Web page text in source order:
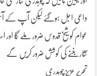
داعی اجل ہوگئے لیکن آپ کے
عوام کو شیخ قدوس ضرور ملے گا اور
نثار بننے کی کوشش ضرور کریں گے
تحریر عزیز چوہدری